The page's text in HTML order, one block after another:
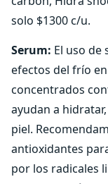
solo $1300 c/u.
Serum: El uso de
efectos del frío
concentrados
ayudan a
piel.
antioxidantes
por los radicales